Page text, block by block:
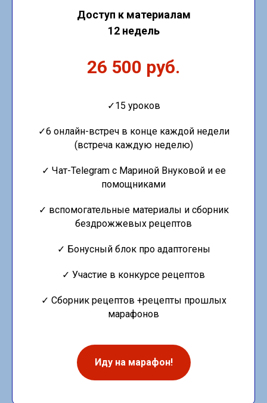
Доступ к материалам
12 недель
26 500 руб.
✓15 уроков
✓6 онлайн-встреч в конце каждой недели
(встреча каждую неделю)
✓ Чат-Telegram с Мариной Внуковой и ее
помощниками
✓ вспомогательные материалы и сборник
бездрожжевых рецептов
✓ Бонусный блок про адаптогены
✓ Участие в конкурсе рецептов
✓ Сборник рецептов +рецепты прошлых
марафонов
Иду на марафон!